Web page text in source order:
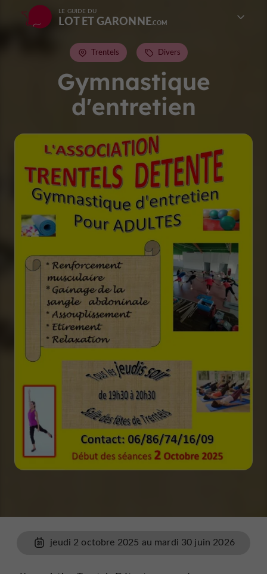
LE GUIDE DU
LOT ET GARONNE
Gymnastique
d'entretien
Trentels Divers
jeudi 2 octobre 2025 au mardi 30 juin 2026